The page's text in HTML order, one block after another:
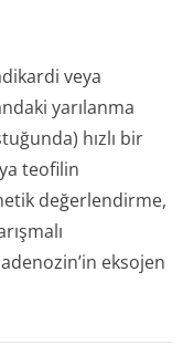
veya
yarılanma
hızlı bir
teofilin
değerlendirme,
eksojen